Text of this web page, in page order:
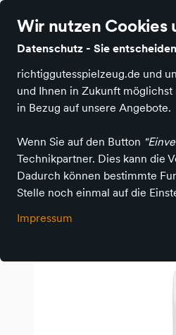
Wir nutzen Cookies
Datenschutz - Sie
richtiggutesspielzeug.de und
und Ihnen in Zukunft
in Bezug auf unsere Angebote.
Wenn Sie auf den Button
Technikpartner. Dies kann die
Dadurch können bestimmte
Stelle noch einmal auf die
Impressum
Produktkategorien
Richtig Gutes Spielzeug kaufen